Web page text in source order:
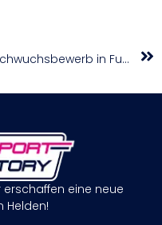
Nachwuchsbewerb in Fussach leider abgesagt
erschaffen eine neue
Helden!